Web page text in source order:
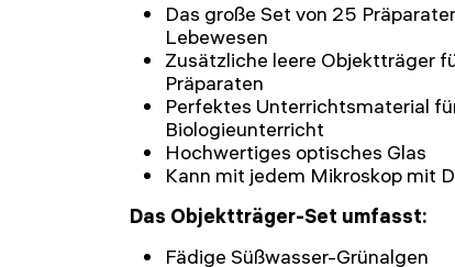
Das große Set von 25
Lebewesen
Zusätzliche leere Objektträger
Präparaten
Perfektes Unterrichtsmaterial
Biologieunterricht
Hochwertiges optisches Glas
Kann mit jedem Mikroskop mit
Das Objektträger-Set umfasst:
Fädige Süßwasser-Grünalgen